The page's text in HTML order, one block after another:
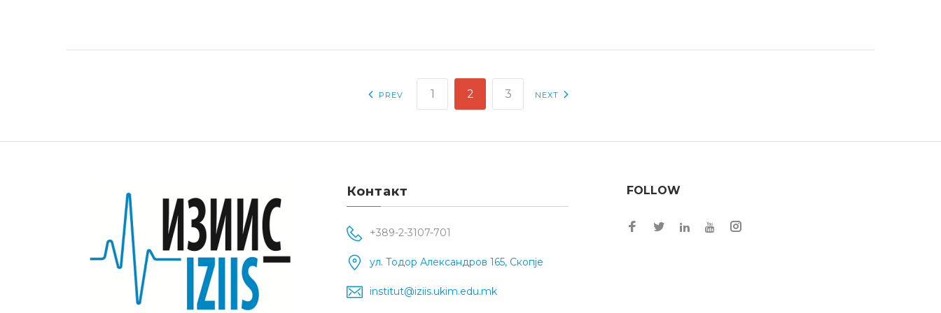
PREV 1 2 3 NEXT
Контакт
+389-2-3107-701
ул. Тодор Александров 165, Скопје
institut@iziis.ukim.edu.mk
FOLLOW